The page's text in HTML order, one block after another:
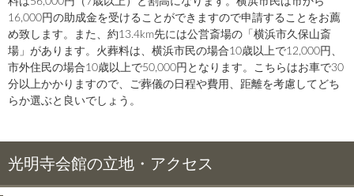
16,000円の助成金を受けることができますので申請することをお薦
め致します。また、約13.4km先には公営斎場の「横浜市久保山斎
場」があります。火葬料は、横浜市民の場合10歳以上で12,000円、
市外住民の場合10歳以上で50,000円となります。こちらはお車で30
分以上かかりますので、ご葬儀の日程や費用、距離を考慮してどち
らか選ぶと良いでしょう。
光明寺会館の立地・アクセス